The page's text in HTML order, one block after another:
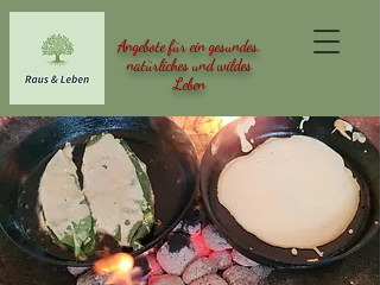
Angebote für ein gesundes,
natürliches und wildes
Leben